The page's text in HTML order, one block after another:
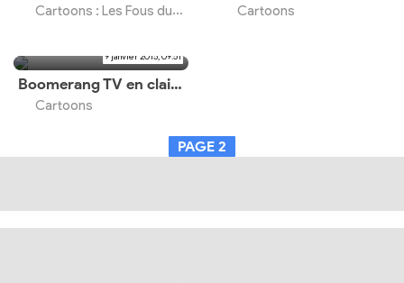
Cartoons : Les Fous du Volant Cartoons
9 janvier 2015, 09:51
Boomerang TV en clair jusqu'au 1er février sur votre FREEBOX
Cartoons
PAGE 2